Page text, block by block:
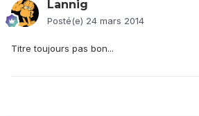
Lannig
Posté(e) 24 mars 2014
Titre toujours pas bon...